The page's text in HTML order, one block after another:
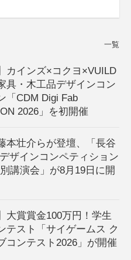
一覧
カインズ×コクヨ×VUILD
具・木工品デザインコン
「CDM Digi Fab
2026」を初開催
本壮介らが登壇、「長谷
ザインコンペティション
講演会」が8月19日に開
大賞賞金100万円！学生
テスト「サイゲームス ク
コンテスト2026」が開催